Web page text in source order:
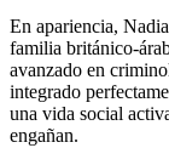
En apariencia,
familia británico-
avanzado en
integrado
una vida social
engañan.